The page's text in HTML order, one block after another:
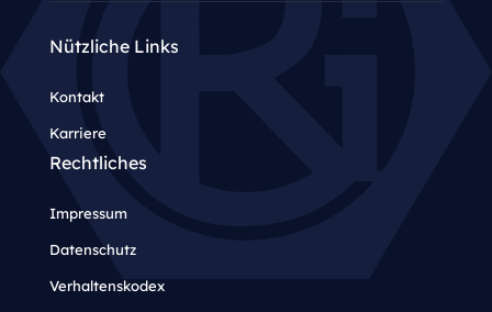
Nützliche Links
Kontakt
Karriere
Rechtliches
Impressum
Datenschutz
Verhaltenskodex